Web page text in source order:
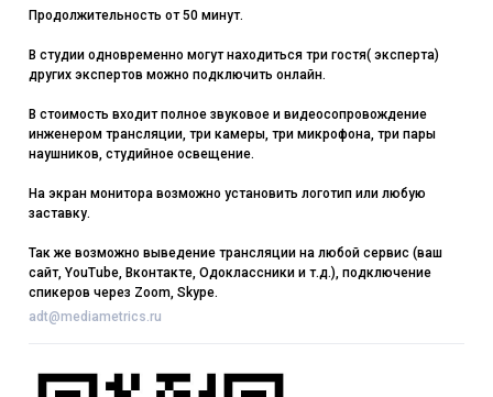
Продолжительность от 50 минут.
В студии одновременно могут находиться три гостя( эксперта)
других экспертов можно подключить онлайн.
В стоимость входит полное звуковое и видеосопровождение
инженером трансляции, три камеры, три микрофона, три пары
наушников, студийное освещение.
На экран монитора возможно установить логотип или любую
заставку.
Так же возможно выведение трансляции на любой сервис (ваш
сайт, YouTube, Вконтакте, Одоклассники и т.д.), подключение
спикеров через Zoom, Skype.
adt@mediametrics.ru